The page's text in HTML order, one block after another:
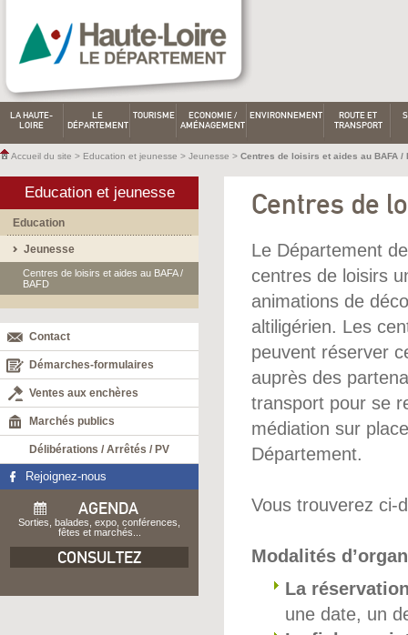
LA HAUTE-
LOIRE
LE
DÉPARTEMENT
TOURISME
ECONOMIE /
AMÉNAGEMENT
ENVIRONNEMENT
ROUTE ET
TRANSPORT
Accueil du site > Education et jeunesse > Jeunesse > Centres de loisirs et aides au BAFA /
Education et jeunesse
Education
Jeunesse
Centres de loisirs et aides au BAFA /
BAFD
Contact
Démarches-formulaires
Ventes aux enchères
Marchés publics
Délibérations / Arrêtés / PV
Rejoignez-nous
AGENDA
Sorties, balades, expo, conférences,
fêtes et marchés...
CONSULTEZ
Centres de
Le Département
centres de loisirs
animations de
altiligérien. Les
peuvent réserver
auprès des
transport pour se
médiation sur
Département.
Vous trouverez ci-
Modalités
La
une date, un